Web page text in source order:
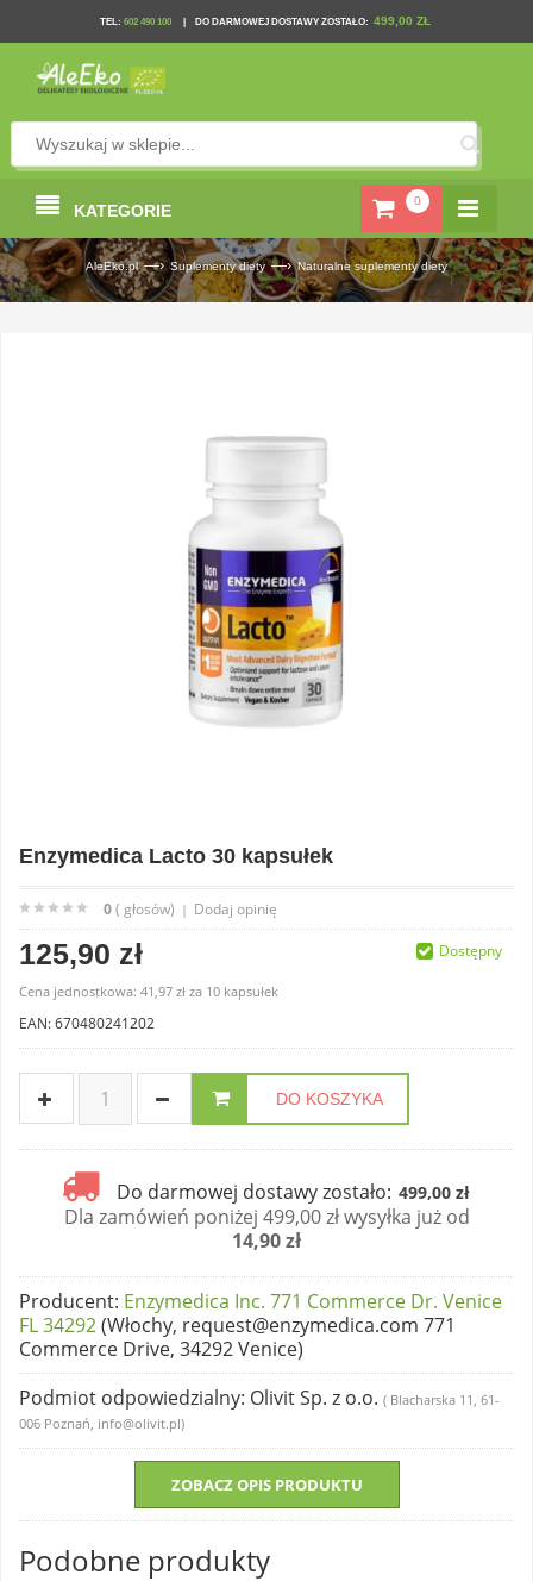
TEL: 602 490 100 DO DARMOWEJ DOSTAWY ZOSTAŁO: 499,00 ZŁ
0
KATEGORIE
AleEko.pl —› Suplementy diety —› Naturalne suplementy diety
Enzymedica Lacto 30 kapsułek
0( głosów) | Dodaj opinię
125,90 zł
Cena jednostkowa: 41,97 zł za 10 kapsułek
EAN: 670480241202
DO KOSZYKA
Do darmowej dostawy zostało: 499,00 zł
Dla zamówień poniżej 499,00 zł wysyłka już od
14,90 zł
Dostępny
Producent: Enzymedica Inc. 771 Commerce Dr. Venice
FL 34292(Włochy, request@enzymedica.com 771
Commerce Drive, 34292 Venice)
Podmiot odpowiedzialny: Olivit Sp. z o.o. ( Blacharska 11, 61-
006 Poznań, info@olivit.pl)
ZOBACZ OPIS PRODUKTU
Podobne produkty